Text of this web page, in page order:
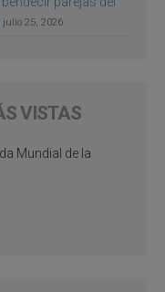
julio 25, 2026
VISTAS
Mundial de la